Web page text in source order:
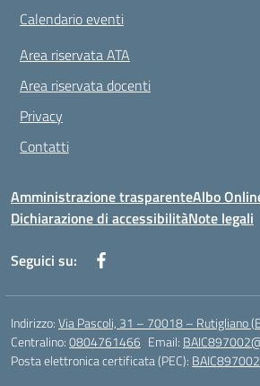
Calendario eventi
Area riservata ATA
Area riservata docenti
Privacy
Contatti
Amministrazione trasparenteAlbo
Dichiarazione di accessibilitàNote legali
Seguici su:
Indirizzo:Via Pascoli, 31 – 70018 – Rutigliano
Centralino:0804761466 Email:
Posta elettronica certificata (PEC):